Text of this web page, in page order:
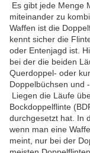
Es gibt jede Menge
miteinander zu
Waffen ist die
kennt sicher die
oder Entenjagd ist.
bei der die beiden
Querdoppel- oder
Doppelbüchsen und
Liegen die Läufe
Bockdoppelflinte
durchgesetzt hat. In
wenn man eine
meint, nur bei der